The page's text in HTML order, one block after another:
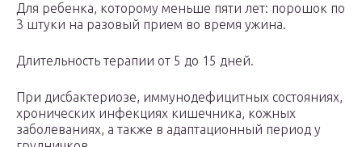
Для ребенка, которому меньше пяти лет: порошок по
3 штуки на разовый прием во время ужина.
Длительность терапии от 5 до 15 дней.
При дисбактериозе, иммунодефицитных состояниях,
хронических инфекциях кишечника, кожных
заболеваниях, а также в адаптационный период у